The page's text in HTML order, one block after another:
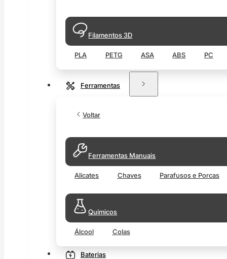
Filamentos 3D
PLA PETG ASA ABS PC
Ferramentas
Voltar
Ferramentas Manuais
Alicates Chaves Parafusos e Porcas
Químicos
Álcool Colas
Baterias